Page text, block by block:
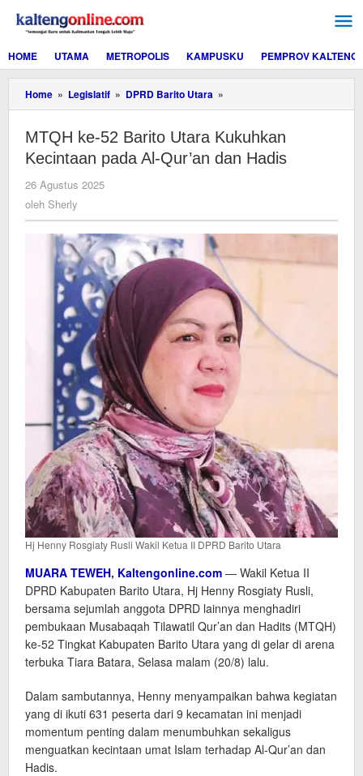
konten
HOME
UTAMA METROPOLIS KAMPUSKU PEMPROV KALTENG
Home » Legislatif » DPRD Barito Utara »
ke-
Barito
Utara
Kukuhkan
Qur’an
Hadis
MTQH ke-52 Barito Utara Kukuhkan
Kecintaan pada Al-Qur’an dan Hadis
26 Agustus 2025
oleh Sherly
Hj Henny Rosgiaty Rusli Wakil Ketua II DPRD Barito Utara
MUARA TEWEH, Kaltengonline.com — Wakil Ketua II
DPRD Kabupaten Barito Utara, Hj Henny Rosgiaty Rusli,
bersama sejumlah anggota DPRD lainnya menghadiri
pembukaan Musabaqah Tilawatil Qur’an dan Hadits (MTQH)
ke-52 Tingkat Kabupaten Barito Utara yang di gelar di arena
terbuka Tiara Batara, Selasa malam (20/8) lalu.
Dalam sambutannya, Henny menyampaikan bahwa kegiatan
yang di ikuti 631 peserta dari 9 kecamatan ini menjadi
momentum penting dalam menumbuhkan sekaligus
menguatkan kecintaan umat Islam terhadap Al-Qur’an dan
Hadis.